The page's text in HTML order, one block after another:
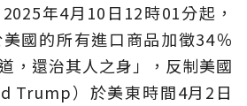
年4月10日12時01分起，
國的所有進口商品加徵34％
，還治其人之身」，反制美國
Trump）於美東時間4月2日